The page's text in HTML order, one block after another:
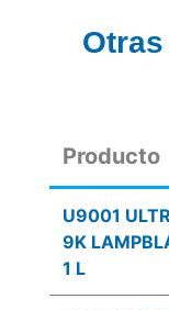
Producto
U9001
9K
1 L